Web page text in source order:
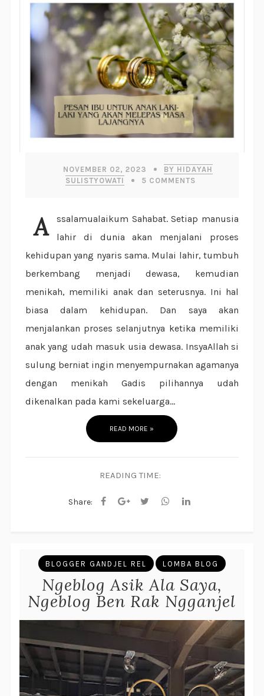
NOVEMBER 02, 2023
BY HIDAYAH
SULISTYOWATI
5 COMMENTS
Assalamualaikum Sahabat. Setiap manusia
lahir di dunia akan menjalani proses
kehidupan yang nyaris sama. Mulai lahir, tumbuh
berkembang menjadi dewasa, kemudian
menikah, memiliki anak dan seterusnya. Ini hal
biasa dalam kehidupan. Dan saya akan
menjalankan proses selanjutnya ketika memiliki
anak yang udah masuk usia dewasa. InsyaAllah si
sulung berniat ingin menyempurnakan agamanya
dengan menikah Gadis pilihannya udah
dikenalkan pada kami sekeluarga...
READ MORE »
READING TIME:
Share:
BLOGGER GANDJEL REL LOMBA BLOG
Ngeblog Asik Ala Saya,
Ngeblog Ben Rak Ngganjel